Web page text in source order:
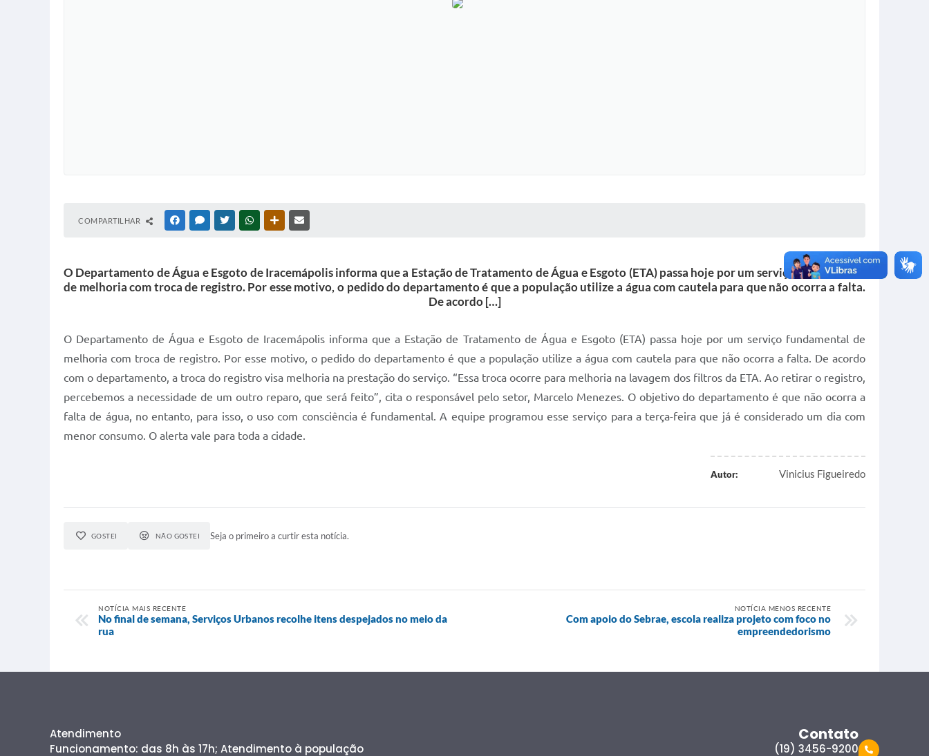
COMPARTILHAR FACEBOOKMESSENGER
TWITTERWHATSAPPOUTRAS MÍDIAS
O Departamento de Água e Esgoto de Iracemápolis informa que a Estação de Tratamento de Água e Esgoto (ETA) passa hoje por um serviço fundamental
de melhoria com troca de registro. Por esse motivo, o pedido do departamento é que a população utilize a água com cautela para que não ocorra a falta.
De acordo […]
O Departamento de Água e Esgoto de Iracemápolis informa que a Estação de Tratamento de Água e Esgoto (ETA) passa hoje por um serviço fundamental de
melhoria com troca de registro. Por esse motivo, o pedido do departamento é que a população utilize a água com cautela para que não ocorra a falta. De acordo
com o departamento, a troca do registro visa melhoria na prestação do serviço. “Essa troca ocorre para melhoria na lavagem dos filtros da ETA. Ao retirar o registro,
percebemos a necessidade de um outro reparo, que será feito”, cita o responsável pelo setor, Marcelo Menezes. O objetivo do departamento é que não ocorra a
falta de água, no entanto, para isso, o uso com consciência é fundamental. A equipe programou esse serviço para a terça-feira que já é considerado um dia com
menor consumo. O alerta vale para toda a cidade.
Autor: Vinicius Figueiredo
GOSTEI NÃO GOSTEI Seja o primeiro a curtir esta notícia.
NOTÍCIA MAIS RECENTE
No final de semana, Serviços Urbanos recolhe itens despejados no meio da
rua
NOTÍCIA MENOS RECENTE
Com apoio do Sebrae, escola realiza projeto com foco no
empreendedorismo
Contato
(19) 3456-9200
Atendimento
Funcionamento: das 8h às 17h; Atendimento à população